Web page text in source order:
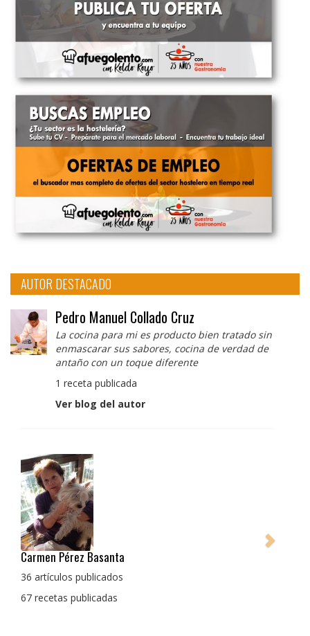
AUTOR DESTACADO
Pedro Manuel Collado Cruz
La cocina para mi es producto bien tratado sin
enmascarar sus sabores, cocina de verdad de
antaño con un toque diferente
1 receta publicada
Ver blog del autor
Pedro Manuel Collado Cruz
La cocina para mi es producto bien tratado sin
con un toque diferente